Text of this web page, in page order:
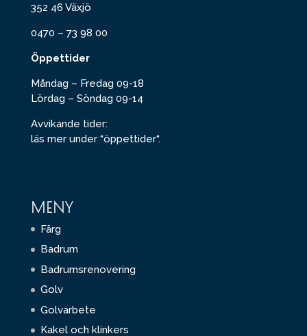
352 46 Växjö
0470 – 73 98 00
Öppettider
Måndag – Fredag 09-18
Lördag – Söndag 09-14
Avvikande tider:
läs mer under “öppettider“.
MENY
Färg
Badrum
Badrumsrenovering
Golv
Golvarbete
Kakel och klinkers